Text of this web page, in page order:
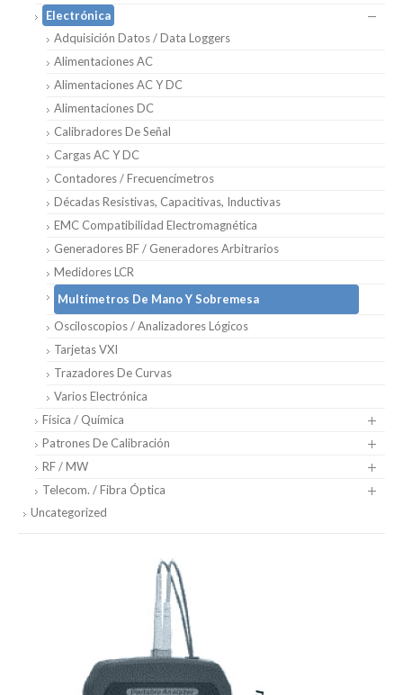
Electrónica
Adquisición Datos / Data Loggers
Alimentaciones AC
Alimentaciones AC Y DC
Alimentaciones DC
Calibradores De Señal
Cargas AC Y DC
Contadores / Frecuencímetros
Décadas Resistivas, Capacitivas, Inductivas
EMC Compatibilidad Electromagnética
Generadores BF / Generadores Arbitrarios
Medidores LCR
Multímetros De Mano Y Sobremesa
Osciloscopios / Analizadores Lógicos
Tarjetas VXI
Trazadores De Curvas
Varios Electrónica
Física / Química
Patrones De Calibración
RF / MW
Telecom. / Fibra Óptica
Uncategorized